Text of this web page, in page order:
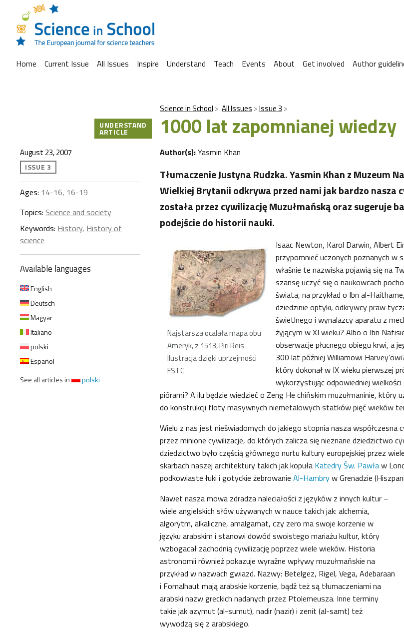
Home Current Issue All Issues Inspire Understand Teach Events About Get involved Author
Science in School All Issues Issue 3
1000 lat zapomnianej wiedzy
UNDERSTAND
ARTICLE
August 23, 2007
ISSUE 3
Ages: 14-16, 16-19
Topics: Science and society
Keywords: History, History of
science
Available languages
English
Deutsch
Magyar
Italiano
polski
Español
See all articles in
polski
Author(s):Yasmin Khan
Tłumaczenie Justyna Rudzka. Yasmin Khan z Muzeum
Wielkiej Brytanii odkrywa przed nami jak bardzo nasza
została przez cywilizację Muzułmańską oraz sugeruje
podejście do historii nauki.
Najstarsza ocalała mapa obu
Ameryk, z 1513, Piri Reis
Ilustracja dzięki uprzejmości
FSTC
Isaac Newton, Karol Darwin, Albert
przypomnieć uczonych poznanych w
właśnie te nazwiska pojawią się na
szansę uczyć się o naukowcach
świata, na przykład o Ibn al-
dziedzinie optyki, odkrywcy praw
świetlnego i wynalazcy aparatu z
żyjącym w XI wieku? Albo o Ibn
obserwacje płucnego obiegu krwi, a
300 lat później Williamowi
który dokonał w IX wieku pierwszej
wykorzystując odpowiedniej
piórami? A ilu będzie wiedzieć o Zeng He chińskim muzułmaninie, który
do konstrukcji floty masywnych niemetalowych statków pięć wieków
Wielu z nas jest nieświadomych do jakiego stopnia nasza współczesna
przez minione cywilizacje, do których zalicza się nieznane dziedzictwo
dziedzictwo było częścią głównego nurtu kultury europejskiej przez
skarbach naszej architektury takich jak kopuła Katedry Św. Pawław
podkowiaste łuki i gotyckie żebrowanie Al-Hambryw Grenadzie
Nawet nasza mowa zdradza naleciałości z języków z innych kultur –
wiele angielskich słów używanych w nauce takich jak: alchemia,
algorytm, alkaliczne, amalgamat, czy zero ma swoje korzenie w
języku arabskim i stanowi dowód swoistego mariażu kultur, który
wzbogacał zachodnią cywilizację poprzez wiele wieków. Historia
astronomii również pokazuje wyraźne wpływy muzułmańskie na
przykład w nazwach gwiazd. Nazwy: Betelgez, Rigel, Vega, Adebaraan
i Fomalhaut mają arabskie korzenie, bądź też są tłumaczeniami na
arabski nazw greckich nadanych przez Ptolemeusza. Inne terminy
takie jak azymut (al-sumut), nadir (nazir) i zenit (al-samt) też
wywodzą się z arabskiego.